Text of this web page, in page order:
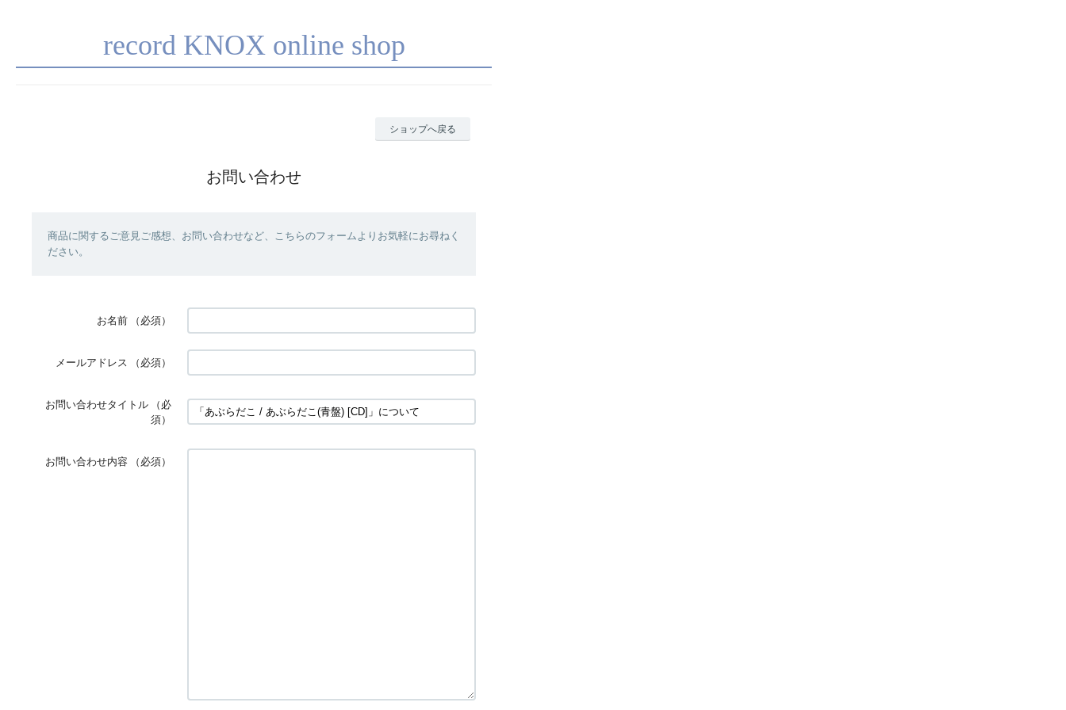
record KNOX online shop
ショップへ戻る
お問い合わせ
商品に関するご意見ご感想、お問い合わせなど、こちらのフォームよりお気軽にお尋ねく
ださい。
お名前 （必須）
メールアドレス （必須）
お問い合わせタイトル
（必
須）
お問い合わせ内容 （必須）